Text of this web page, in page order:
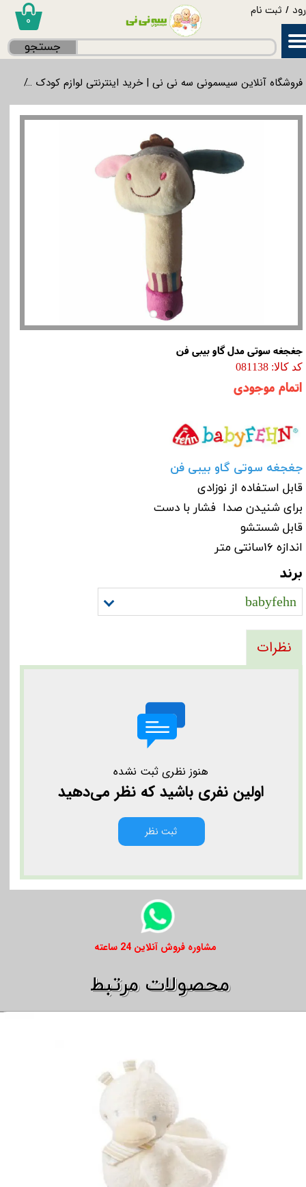
/ ثبت نام
حساب کاربری من
۰
جستجو
فروشگاه آنلاین سیسمونی سه نی نی | خرید اینترنتی لوازم کودک
جغجغه سوتی مدل گاو بیبی فن
کد کالا: 081138
اتمام موجودی
جغجغه سوتی گاو بیبی فن
قابل استفاده از نوزادی
برای شنیدن صدا فشار با دست
قابل شستشو
اندازه 16سانتی متر
برند
babyfehn
نظرات
هنوز نظری ثبت نشده
اولین نفری باشید که نظر می‌دهید
ثبت نظر
​​مشاوره فروش آنلاین 24 ساعته
​​محصولات مرتبط